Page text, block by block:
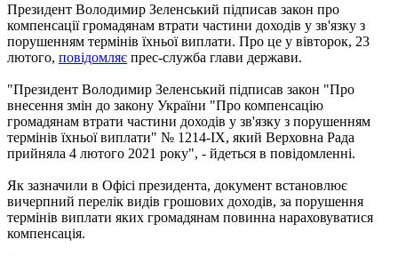
Президент Володимир Зеленський підписав закон про
компенсації громадянам втрати частини доходів у зв'язку з
порушенням термінів їхньої виплати. Про це у вівторок, 23
лютого, повідомляє прес-служба глави держави.
"Президент Володимир Зеленський підписав закон "Про
внесення змін до закону України "Про компенсацію
громадянам втрати частини доходів у зв'язку з порушенням
термінів їхньої виплати" № 1214-ІХ, який Верховна Рада
прийняла 4 лютого 2021 року", - йдеться в повідомленні.
Як зазначили в Офісі президента, документ встановлює
вичерпний перелік видів грошових доходів, за порушення
термінів виплати яких громадянам повинна нараховуватися
компенсація.